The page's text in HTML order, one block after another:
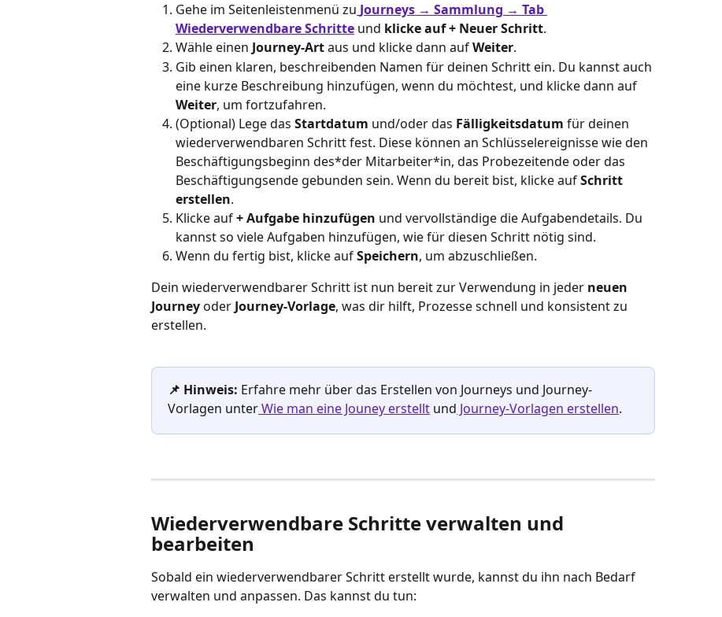
Gehe im Seitenleistenmenü zu Journeys → Sammlung → Tab
Wiederverwendbare Schritte und klicke auf + Neuer Schritt.
Wähle einen Journey-Art aus und klicke dann auf Weiter.
Gib einen klaren, beschreibenden Namen für deinen Schritt ein. Du kannst auch
eine kurze Beschreibung hinzufügen, wenn du möchtest, und klicke dann auf
Weiter, um fortzufahren.
(Optional) Lege das Startdatum und/oder das Fälligkeitsdatum für deinen
wiederverwendbaren Schritt fest. Diese können an Schlüsselereignisse wie den
Beschäftigungsbeginn des*der Mitarbeiter*in, das Probezeitende oder das
Beschäftigungsende gebunden sein. Wenn du bereit bist, klicke auf Schritt
erstellen.
Klicke auf + Aufgabe hinzufügen und vervollständige die Aufgabendetails. Du
kannst so viele Aufgaben hinzufügen, wie für diesen Schritt nötig sind.
Wenn du fertig bist, klicke auf Speichern, um abzuschließen.
Dein wiederverwendbarer Schritt ist nun bereit zur Verwendung in jeder neuen
Journey oder Journey-Vorlage, was dir hilft, Prozesse schnell und konsistent zu
erstellen.
📌 Hinweis: Erfahre mehr über das Erstellen von Journeys und Journey-
Vorlagen unter Wie man eine Jouney erstellt und Journey-Vorlagen erstellen.
Wiederverwendbare Schritte verwalten und
bearbeiten
Sobald ein wiederverwendbarer Schritt erstellt wurde, kannst du ihn nach Bedarf
verwalten und anpassen. Das kannst du tun: